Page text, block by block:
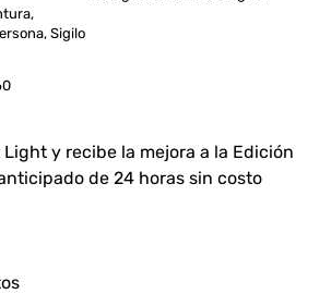
Sigilo
Light y recibe la mejora a la Edición
de 24 horas sin costo